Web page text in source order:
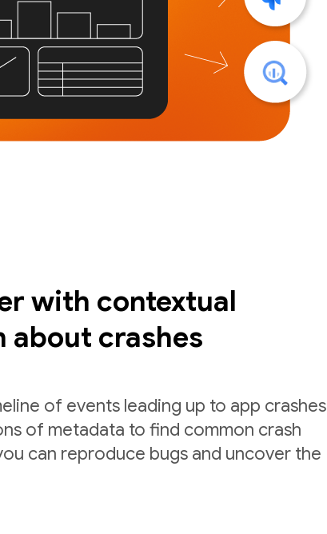
with contextual
about crashes
of events leading up to app crashes
of metadata to find common crash
can reproduce bugs and uncover the